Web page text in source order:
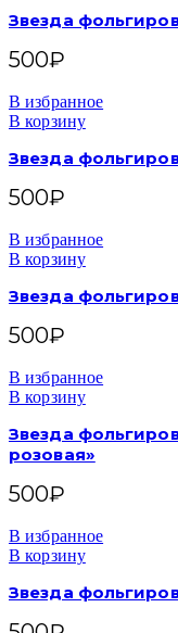
Звезда
500₽
В избранное
В корзину
Звезда
500₽
В избранное
В корзину
Звезда
500₽
В избранное
В корзину
Звезда
розовая»
500₽
В избранное
В корзину
Звезда